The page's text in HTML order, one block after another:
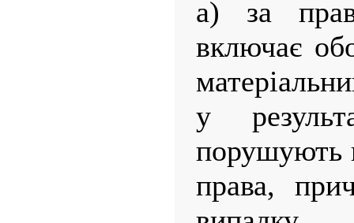
а) за
включає
у
порушують
права,